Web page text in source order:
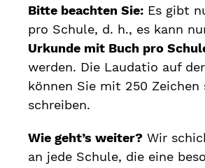
Bitte beachten Sie: Es gibt
pro Schule, d. h., es kann
Urkunde mit Buch pro
werden. Die Laudatio auf
können Sie mit 250 Zeichen
schreiben.
Wie geht’s weiter? Wir
an jede Schule, die eine